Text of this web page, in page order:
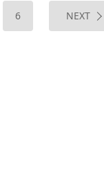
6 NEXT